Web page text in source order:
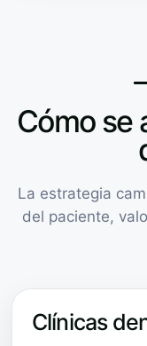
Cómo se
La estrategia
del paciente,
Clínicas